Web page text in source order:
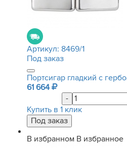
Артикул: 8469/1
Под заказ
Портсигар гладкий с
61 664
-
Купить в 1 клик
В избранном В избранное